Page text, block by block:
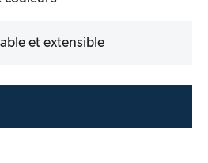
et extensible